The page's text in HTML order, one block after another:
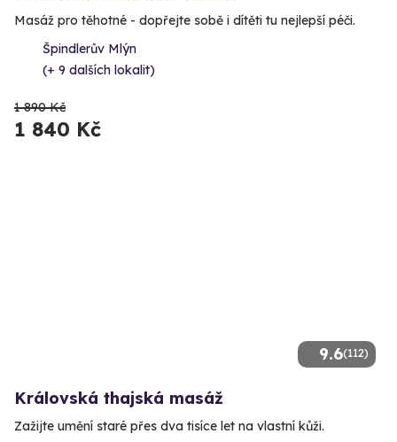
Masáž pro těhotné - dopřejte sobě i dítěti tu nejlepší péči.
Špindlerův Mlýn
(+ 9 dalších lokalit)
1 890 Kč
1 840 Kč
9.6(112)
Královská thajská masáž
Zažijte umění staré přes dva tisíce let na vlastní kůži.